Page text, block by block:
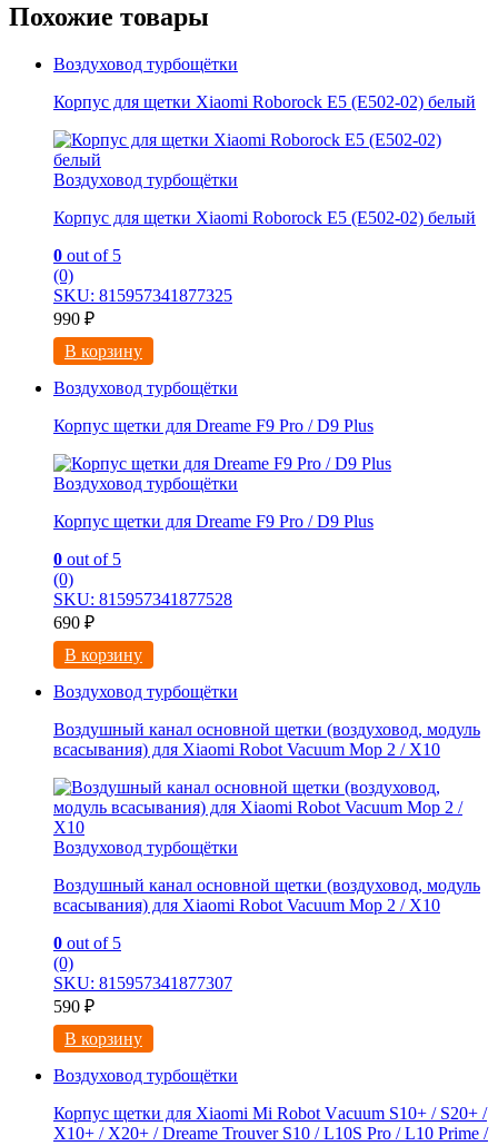
Похожие товары
Воздуховод турбощётки
Корпус для щетки Xiaomi Roborock E5 (E502-02) белый
Воздуховод турбощётки
Корпус для щетки Xiaomi Roborock E5 (E502-02) белый
0 out of 5
(0)
SKU: 815957341877325
990 ₽
В корзину
Воздуховод турбощётки
Корпус щетки для Drеame F9 Pro / D9 Plus
Воздуховод турбощётки
Корпус щетки для Drеame F9 Pro / D9 Plus
0 out of 5
(0)
SKU: 815957341877528
690 ₽
В корзину
Воздуховод турбощётки
Воздушный канал основной щетки (воздуховод, модуль
всасывания) для Xiaomi Robot Vacuum Mop 2 / X10
Воздуховод турбощётки
Воздушный канал основной щетки (воздуховод, модуль
всасывания) для Xiaomi Robot Vacuum Mop 2 / X10
0 out of 5
(0)
SKU: 815957341877307
590 ₽
В корзину
Воздуховод турбощётки
Корпус щетки для Xiaomi Mi Rоbоt Vаcuum S10+ / S20+ /
X10+ / Х20+ / Dreаmе Trouver S10 / L10S Pro / L10 Primе /